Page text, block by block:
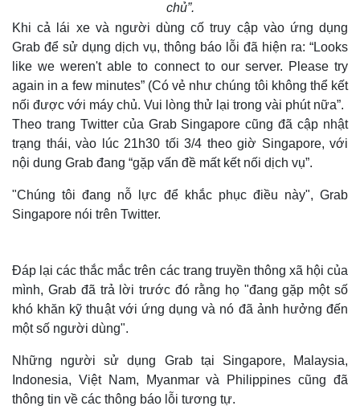
chủ”.
Khi cả lái xe và người dùng cố truy cập vào ứng dụng
Grab để sử dụng dịch vụ, thông báo lỗi đã hiện ra: “Looks
like we weren't able to connect to our server. Please try
again in a few minutes” (Có vẻ như chúng tôi không thể kết
nối được với máy chủ. Vui lòng thử lại trong vài phút nữa”.
Theo trang Twitter của Grab Singapore cũng đã cập nhật
trạng thái, vào lúc 21h30 tối 3/4 theo giờ Singapore, với
nội dung Grab đang “gặp vấn đề mất kết nối dịch vụ”.
"Chúng tôi đang nỗ lực để khắc phục điều này", Grab
Singapore nói trên Twitter.
Đáp lại các thắc mắc trên các trang truyền thông xã hội của
mình, Grab đã trả lời trước đó rằng họ "đang gặp một số
khó khăn kỹ thuật với ứng dụng và nó đã ảnh hưởng đến
một số người dùng".
Những người sử dụng Grab tại Singapore, Malaysia,
Indonesia, Việt Nam, Myanmar và Philippines cũng đã
thông tin về các thông báo lỗi tương tự.